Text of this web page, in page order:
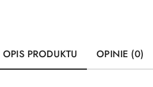
OPIS PRODUKTU OPINIE (0)